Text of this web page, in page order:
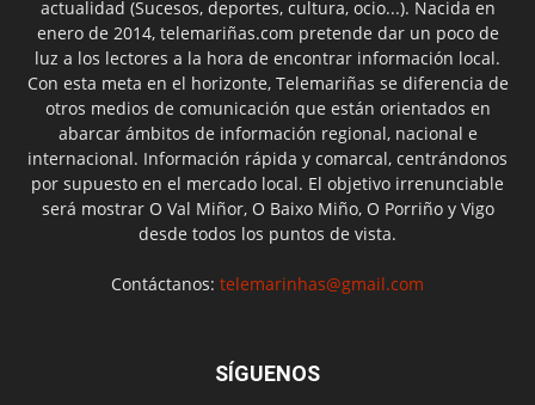
actualidad (Sucesos, deportes, cultura, ocio...). Nacida en
enero de 2014, telemariñas.com pretende dar un poco de
luz a los lectores a la hora de encontrar información local.
Con esta meta en el horizonte, Telemariñas se diferencia de
otros medios de comunicación que están orientados en
abarcar ámbitos de información regional, nacional e
internacional. Información rápida y comarcal, centrándonos
por supuesto en el mercado local. El objetivo irrenunciable
será mostrar O Val Miñor, O Baixo Miño, O Porriño y Vigo
desde todos los puntos de vista.
Contáctanos: telemarinhas@gmail.com
SÍGUENOS